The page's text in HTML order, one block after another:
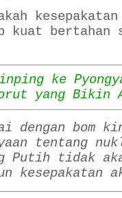
bertahan
ke
yang Bikin
dengan bom
tentang
Putih tidak
kesepakatan